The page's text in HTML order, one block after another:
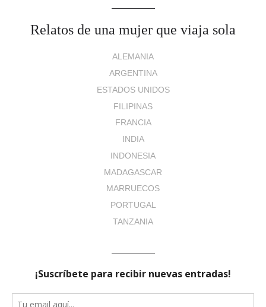
Relatos de una mujer que viaja sola
ALEMANIA
ARGENTINA
ESTADOS UNIDOS
FILIPINAS
FRANCIA
INDIA
INDONESIA
MADAGASCAR
MARRUECOS
PORTUGAL
TANZANIA